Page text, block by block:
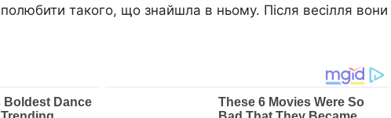
такого, що знайшла в ньому. Після весілля вони